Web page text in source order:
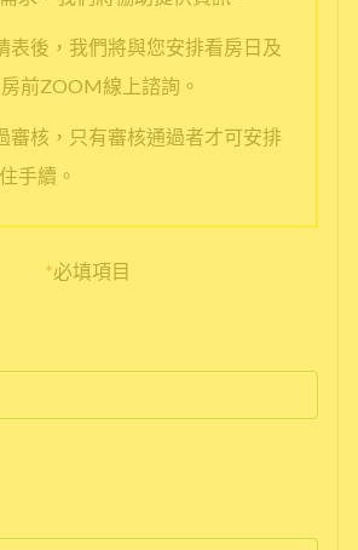
表後，我們將與您安排看房日及
前ZOOM線上諮詢。
審核，只有審核通過者才可安排
手續。
*必填項目